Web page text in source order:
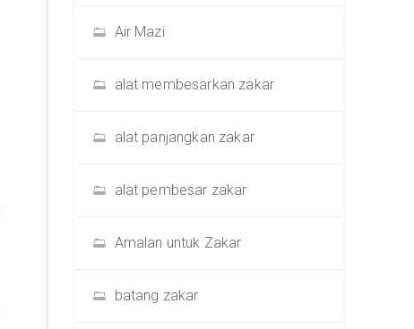
Air Mazi
alat membesarkan zakar
alat panjangkan zakar
alat pembesar zakar
Amalan untuk Zakar
batang zakar